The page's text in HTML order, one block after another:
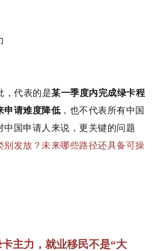
，代表的是某一季度内完成绿卡程
申请难度降低 ，也不代表所有中国
中国申请人来说，更关键的问题
别发放？未来哪些路径还具备可操
主力，就业移民不是“大